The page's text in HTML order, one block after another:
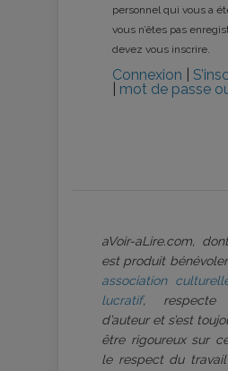
personnel qui vous a
vous n’êtes pas
devez vous inscrire.
Connexion
mot de passe
aVoir-aLire.com,
est produit
association
lucratif, respecte
d’auteur et s’est
être rigoureux sur
le respect du